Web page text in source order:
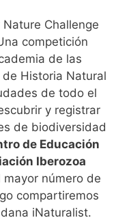
Nature Challenge
competición
de las
Historia Natural
de todo el
y registrar
de biodiversidad
de Educación
Iberozoa
número de
compartiremos
iNaturalist.